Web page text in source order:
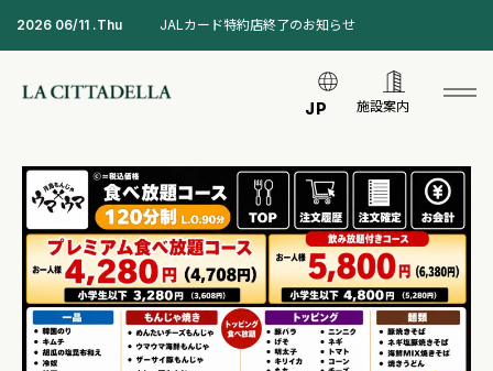
2026 06/11 .Thu JALカード特約店終了のお知らせ
JP 施設案内